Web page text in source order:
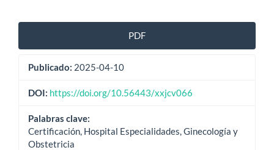
Barra
lateral
del
artículo
PDF
Publicado: 2025-04-10
DOI: https://doi.org/10.56443/xxjcv066
Palabras clave:
Certificación, Hospital Especialidades, Ginecología y
Obstetricia